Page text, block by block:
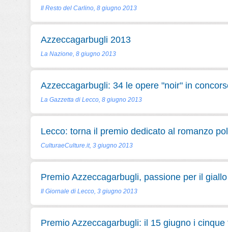
Il Resto del Carlino, 8 giugno 2013
Azzeccagarbugli 2013
La Nazione, 8 giugno 2013
Azzeccagarbugli: 34 le opere "noir" in
La Gazzetta di Lecco, 8 giugno 2013
Lecco: torna il premio dedicato al romanzo
CulturaeCulture.it, 3 giugno 2013
Premio Azzeccagarbugli, passione per il giallo
Il Giornale di Lecco, 3 giugno 2013
Premio Azzeccagarbugli: il 15 giugno i cinque